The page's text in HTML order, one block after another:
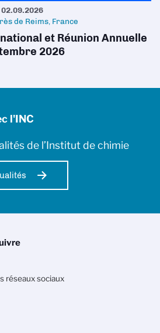
de Reims, France
et Réunion Annuelle
2026
l'INC
de l’Institut de chimie
réseaux sociaux